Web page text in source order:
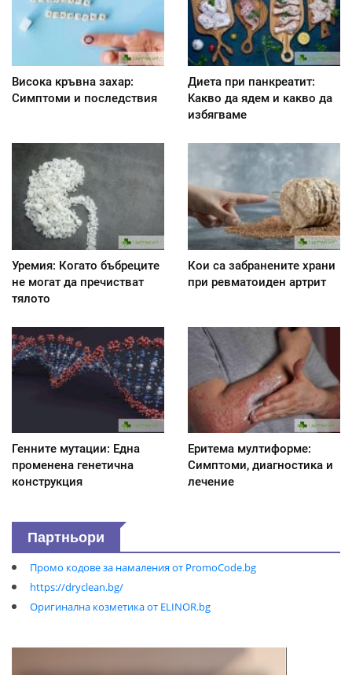
Висока кръвна захар:
Симптоми и последствия
Диета при панкреатит:
Kакво да ядем и какво да
избягваме
Уремия: Когато бъбреците
не могат да пречистват
тялото
Кои са забранените храни
при ревматоиден артрит
Генните мутации: Една
променена генетична
конструкция
Еритема мултиформе:
Симптоми, диагностика и
лечение
Партньори
Промо кодове за намаления от PromoCode.bg
https://dryclean.bg/
Оригинална козметика от ELINOR.bg